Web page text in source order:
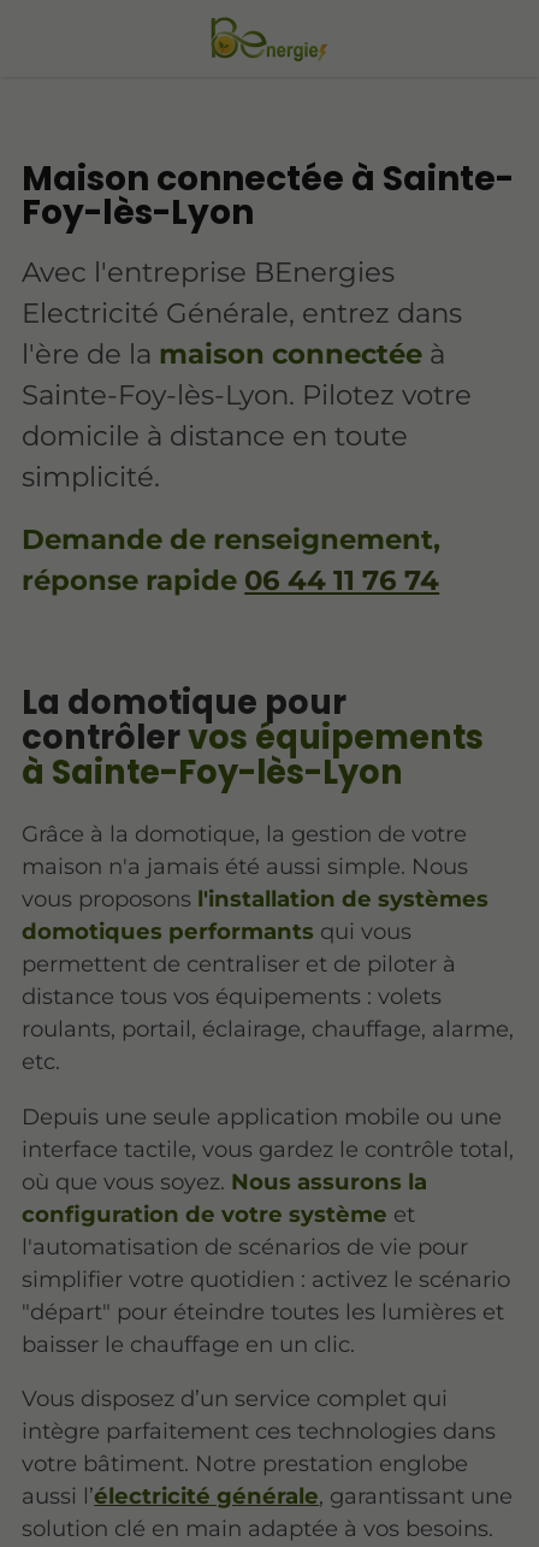
Maison connectée à Sainte-
Foy-lès-Lyon
Avec l'entreprise BEnergies
Electricité Générale, entrez dans
l'ère de la maison connectée à
Sainte-Foy-lès-Lyon. Pilotez votre
domicile à distance en toute
simplicité.
Demande de renseignement,
réponse rapide 06 44 11 76 74
La domotique pour
contrôlervos équipements
à Sainte-Foy-lès-Lyon
Grâce à la domotique, la gestion de votre
maison n'a jamais été aussi simple. Nous
vous proposons l'installation de systèmes
domotiques performants qui vous
permettent de centraliser et de piloter à
distance tous vos équipements : volets
roulants, portail, éclairage, chauffage, alarme,
etc.
Depuis une seule application mobile ou une
interface tactile, vous gardez le contrôle total,
où que vous soyez. Nous assurons la
configuration de votre système et
l'automatisation de scénarios de vie pour
simplifier votre quotidien : activez le scénario
"départ" pour éteindre toutes les lumières et
baisser le chauffage en un clic.
Vous disposez d’un service complet qui
intègre parfaitement ces technologies dans
votre bâtiment. Notre prestation englobe
aussi l’électricité générale, garantissant une
solution clé en main adaptée à vos besoins.